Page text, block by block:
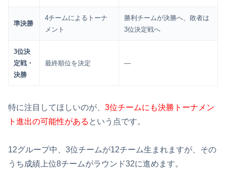
準決勝
4チームによるトーナ
メント
勝利チームが決勝へ、敗者は
3位決定戦へ
3位決
定戦・
決勝
最終順位を決定 ―
特に注目してほしいのが、 3位チームにも決勝トーナメン
ト進出の可能性がある という点です。
12グループ中、3位チームが12チーム生まれますが、その
うち成績上位8チームがラウンド32に進めます。